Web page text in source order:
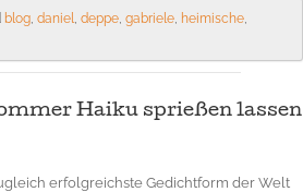
blog, daniel, deppe, gabriele, heimische,
Haiku sprießen lassen
erfolgreichste Gedichtform der Welt